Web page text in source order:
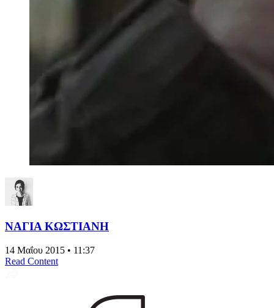
ΝΑΓΙΑ ΚΩΣΤΙΑΝΗ
14 Μαΐου 2015 • 11:37
Read Content